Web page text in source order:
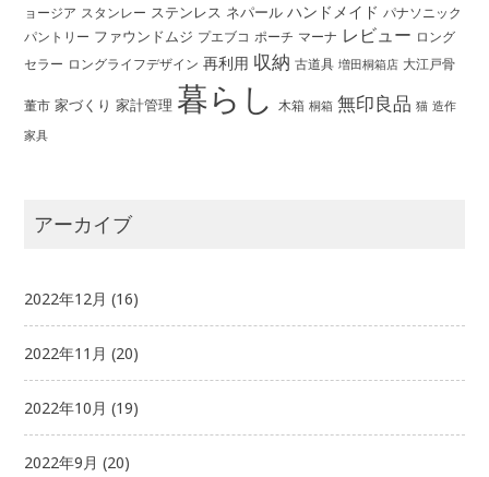
ョージア スタンレー ステンレス ネパール ハンドメイド パナソニック
パントリー ファウンドムジ プエブコ ポーチ マーナ レビュー ロング
セラー ロングライフデザイン 再利用 収納 古道具 増田桐箱店 大江戸骨
董市 家づくり 家計管理 暮らし 木箱 桐箱 無印良品 猫 造作
家具
アーカイブ
2022年12月 (16)
2022年11月 (20)
2022年10月 (19)
2022年9月 (20)